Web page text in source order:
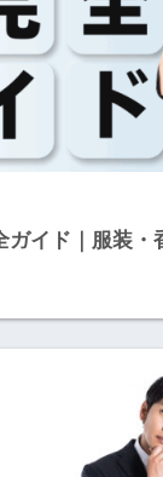
ガイド｜服装・